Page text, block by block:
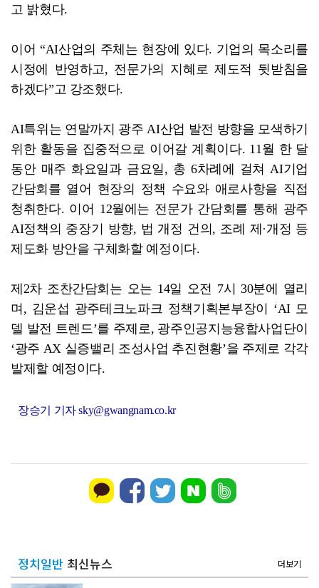
고 밝혔다.
이어 “AI산업의 주체는 현장에 있다. 기업의 목소리를
시정에 반영하고, 전문가의 지혜로 제도적 뒷받침을
하겠다”고 강조했다.
AI특위는 연말까지 광주 AI산업 발전 방향을 모색하기
위한 활동을 집중적으로 이어갈 계획이다. 11월 한 달
동안 매주 화요일과 금요일, 총 6차례에 걸쳐 AI기업
간담회를 열어 현장의 정책 수요와 애로사항을 직접
청취한다. 이어 12월에는 전문가 간담회를 통해 광주
AI정책의 중장기 방향, 법 개정 건의, 조례 제·개정 등
제도화 방안을 구체화할 예정이다.
제2차 조찬간담회는 오는 14일 오전 7시 30분에 열리
며, 김운섭 광주테크노파크 정책기획본부장이 ‘AI 모
델 발전 트렌드’를 주제로, 광주인공지능융합사업단이
‘광주 AX 실증밸리 조성사업 추진현황’을 주제로 각각
발제할 예정이다.
장승기 기자 sky@gwangnam.co.kr
정치일반 최신뉴스 더보기